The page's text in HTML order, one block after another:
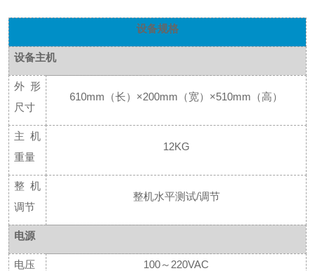
设备规格
设备主机
外形
尺寸
610mm（长）×200mm（宽）×510mm（高）
主机
重量
12KG
整机
调节
整机水平测试/调节
电源
电压 100～220VAC